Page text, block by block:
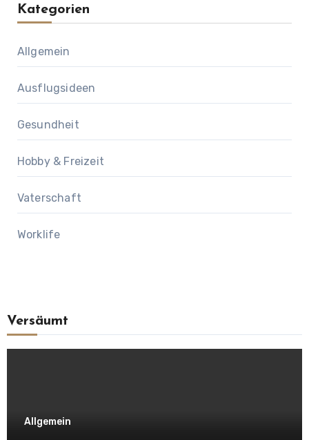
Kategorien
Allgemein
Ausflugsideen
Gesundheit
Hobby & Freizeit
Vaterschaft
Worklife
Versäumt
Allgemein